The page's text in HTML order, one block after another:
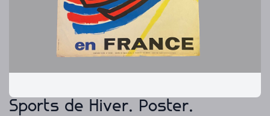
Sports de Hiver. Poster.